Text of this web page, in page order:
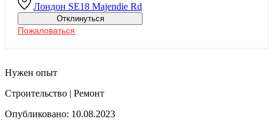
Лондон SE18 Majendie Rd
Отклинуться
Пожаловаться
Нужен опыт
Строительство | Ремонт
Опубликовано: 10.08.2023